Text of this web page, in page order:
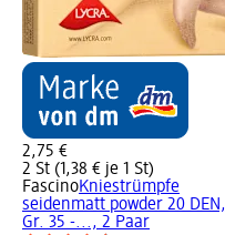
2,75 €
2 St (1,38 € je 1 St)
FascinoKniestrümpfe
seidenmatt powder 20 DEN,
Gr. 35 -..., 2 Paar